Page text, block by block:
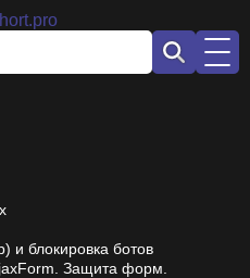
и блокировка ботов
Защита форм.